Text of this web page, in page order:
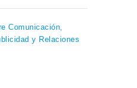
Comunicación,
y Relaciones